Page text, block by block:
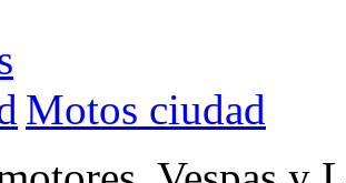
Motos ciudad